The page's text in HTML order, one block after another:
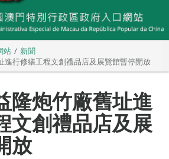
站
新聞
進行修繕工程文創禮品店及展覽館暫停開放
隆炮竹廠舊址進
文創禮品店及展
放